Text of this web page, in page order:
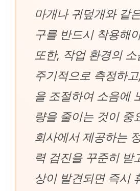
마개나 귀덮개와 같
구를 반드시 착용해
또한, 작업 환경의
주기적으로 측정하
을 조절하여 소음에
량을 줄이는 것이 중
회사에서 제공하는
력 검진을 꾸준히 받
상이 발견되면 즉시